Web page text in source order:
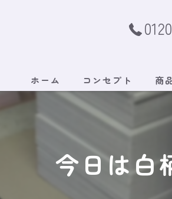
ホーム
コンセプト 商
今日は白